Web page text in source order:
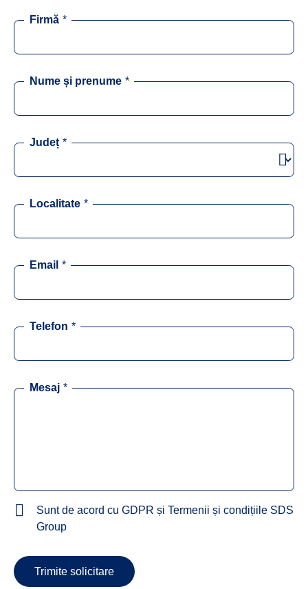
Firmă *
Nume și prenume *
Județ *
Localitate *
Email *
Telefon *
Mesaj *
Sunt de acord cu GDPR și Termenii și condițiile SDS
Group
Trimite solicitare